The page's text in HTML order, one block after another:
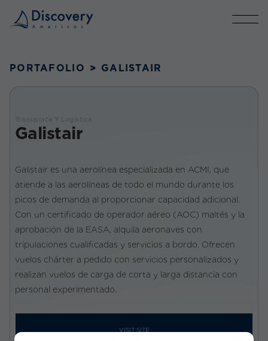
PORTAFOLIO > GALISTAIR
Galistair
Galistair es una aerolínea especializada en ACMI, que
atiende a las aerolíneas de todo el mundo durante los
picos de demanda al proporcionar capacidad adicional.
Con un certificado de operador aéreo (AOC) maltés y la
aprobación de la EASA, alquila aeronaves con
tripulaciones cualificadas y servicios a bordo. Ofrecen
vuelos chárter a pedido con servicios personalizados y
realizan vuelos de carga de corta y larga distancia con
personal experimentado.
VISIT SITE